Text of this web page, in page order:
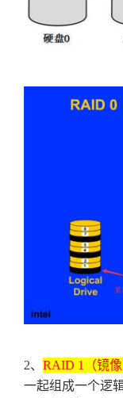
2、 RAID 1 （镜像
一起组成一个逻